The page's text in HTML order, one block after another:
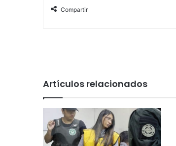
Compartir
Artículos relacionados